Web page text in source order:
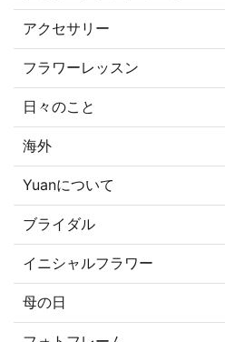
アクセサリー
フラワーレッスン
日々のこと
海外
Yuanについて
ブライダル
イニシャルフラワー
母の日